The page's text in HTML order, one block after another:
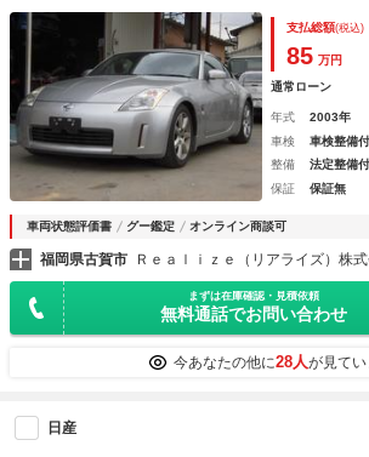
スエントリーＨＩＤヘッドライト！電動格
支払総額(税込)
85 万円
通常ローン
年式 2003年
車検
車検整備付
整備
法定整備付
保証
保証無
車両状態評価書 グー鑑定 オンライン商談可
福岡県古賀市 Ｒｅａｌｉｚｅ（リアライズ）株
まずは在庫確認・見積依頼
無料通話でお問い合わせ
今あなたの他に28人が見て
日産